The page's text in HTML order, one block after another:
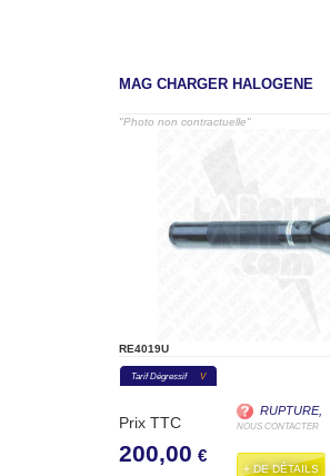
MAG CHARGER HALOGENE
"Photo non contractuelle"
RE4019U
Tarif Dégressif V
Prix TTC
200,00 €
RUPTURE,
NOUS CONTACTER
+ DE DÉTAILS